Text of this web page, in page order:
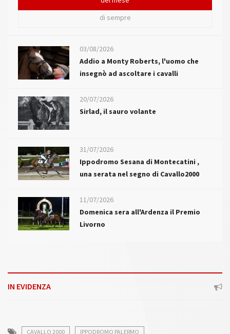
di sempre
03/08/2026
Addio a Monty Roberts, l'uomo che
insegnò ad ascoltare i cavalli
20/07/2026
Sirlad, il sauro volante
31/07/2026
Ippodromo Sesana di Montecatini ,
una serata nel segno di Cavallo2000
11/07/2026
Domenica sera all'Ardenza il Premio
Livorno
IN EVIDENZA
CAVALLO 2000 IPPODROMO PALERMO